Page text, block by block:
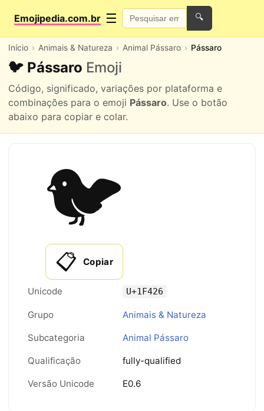
Emojipedia.com.br ☰ 🔍
Início Animais & Natureza Animal Pássaro Pássaro
🐦 Pássaro Emoji
Código, significado, variações por plataforma e
combinações para o emoji Pássaro. Use o botão
abaixo para copiar e colar.
🐦
📋 Copiar
Unicode U+1F426
Grupo Animais & Natureza
Subcategoria Animal Pássaro
Qualificação fully-qualified
Versão Unicode E0.6